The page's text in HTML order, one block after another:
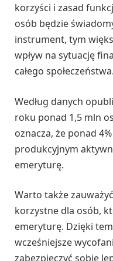
korzyści i zasad
osób będzie
instrument, tym
wpływ na sytuację
całego społeczeństwa.
Według danych
roku ponad 1,5 mln
oznacza, że ponad
produkcyjnym
emeryturę.
Warto także
korzystne dla osób,
emeryturę. Dzięki
wcześniejsze
zabezpieczyć sobie